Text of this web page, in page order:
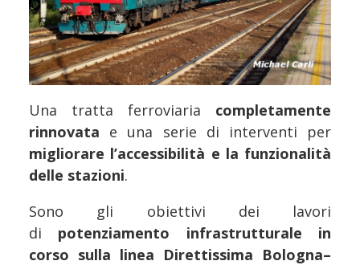
Una tratta ferroviaria completamente
rinnovata e una serie di interventi per
migliorare l’accessibilità e la funzionalità
delle stazioni.
Sono gli obiettivi dei lavori
di potenziamento infrastrutturale in
corso sulla linea Direttissima Bologna–